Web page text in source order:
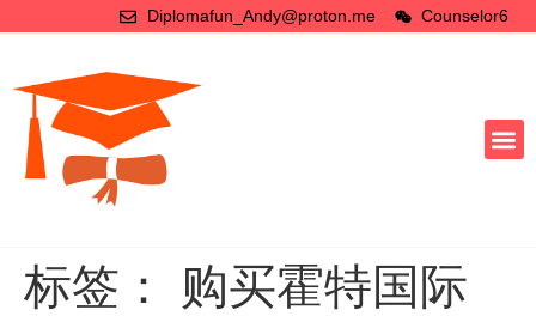
Diplomafun_Andy@proton.me Counselor6
标签： 购买霍特国际